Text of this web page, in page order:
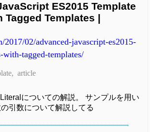
ES2015 Template
Tagged Templates |
2017/02/advanced-javascript-es2015-
with-tagged-templates/
article
についての解説。 サンプルを用い
引数について解説してる